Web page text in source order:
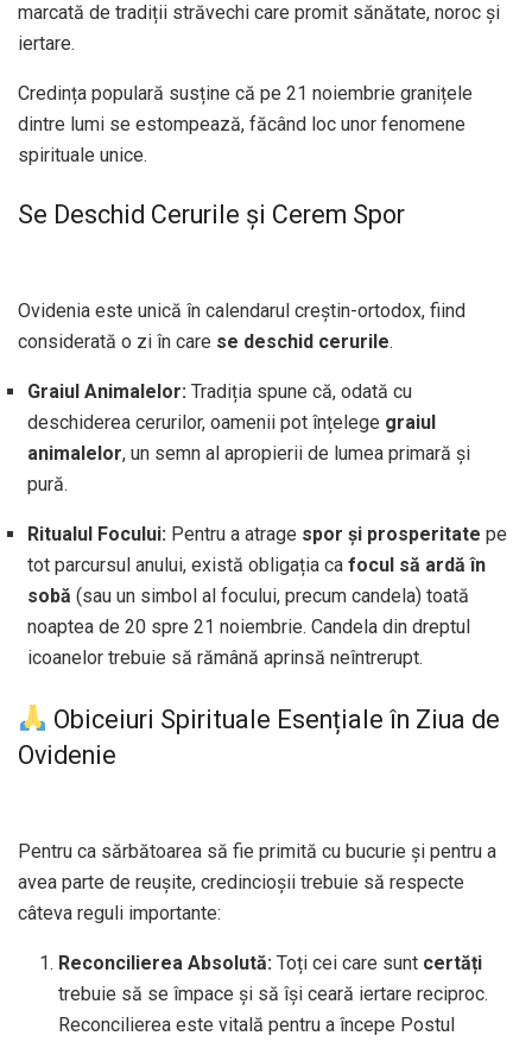
marcată de tradiții străvechi care promit sănătate, noroc și
iertare.
Credința populară susține că pe 21 noiembrie granițele
dintre lumi se estompează, făcând loc unor fenomene
spirituale unice.
Se Deschid Cerurile și Cerem Spor
Ovidenia este unică în calendarul creștin-ortodox, fiind
considerată o zi în care se deschid cerurile.
Graiul Animalelor: Tradiția spune că, odată cu
deschiderea cerurilor, oamenii pot înțelege graiul
animalelor, un semn al apropierii de lumea primară și
pură.
Ritualul Focului: Pentru a atrage spor și prosperitate pe
tot parcursul anului, există obligația ca focul să ardă în
sobă (sau un simbol al focului, precum candela) toată
noaptea de 20 spre 21 noiembrie. Candela din dreptul
icoanelor trebuie să rămână aprinsă neîntrerupt.
Obiceiuri Spirituale Esențiale în Ziua de
Ovidenie
Pentru ca sărbătoarea să fie primită cu bucurie și pentru a
avea parte de reușite, credincioșii trebuie să respecte
câteva reguli importante:
Reconcilierea Absolută: Toți cei care sunt certăți
trebuie să se împace și să își ceară iertare reciproc.
Reconcilierea este vitală pentru a începe Postul